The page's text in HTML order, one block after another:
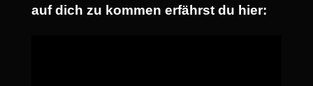
auf dich zu kommen erfährst du hier: